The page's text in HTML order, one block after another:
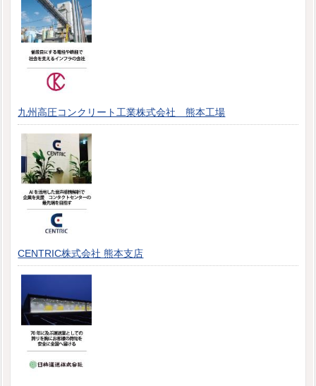
九州高圧コンクリート工業株式会社 熊本工場
CENTRIC株式会社 熊本支店